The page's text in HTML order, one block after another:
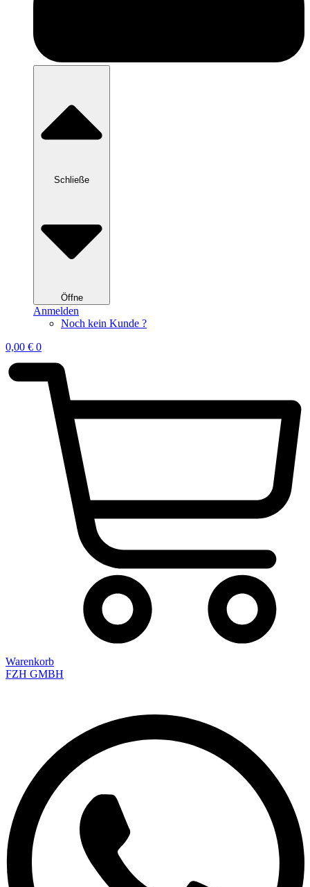
Schließe
Öffne
Anmelden
Noch kein Kunde ?
0,00 € 0
Warenkorb
FZH GMBH